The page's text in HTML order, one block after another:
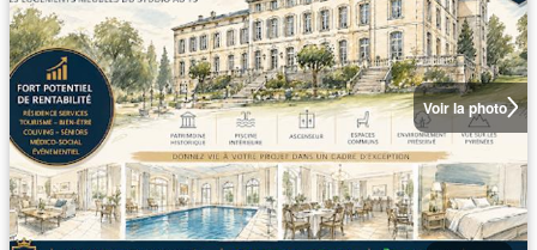
Voir la photo